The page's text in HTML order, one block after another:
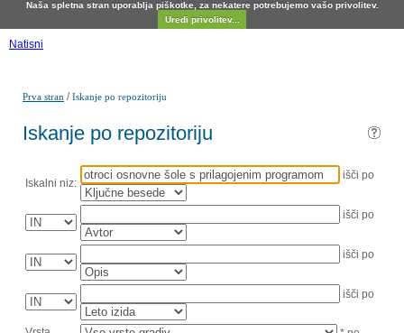
Naša spletna stran uporablja piškotke, za nekatere potrebujemo vašo privolitev.
Uredi privolitev...
Natisni
Prva stran /Iskanje po repozitoriju
Iskanje po repozitoriju
Iskalni niz:
išči po
išči po
išči po
išči po